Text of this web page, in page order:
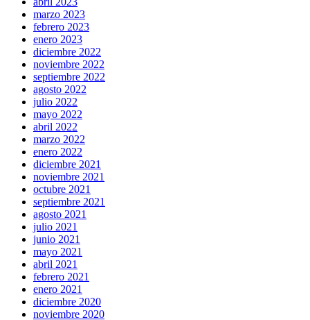
marzo 2023
febrero 2023
enero 2023
diciembre 2022
noviembre 2022
septiembre 2022
agosto 2022
julio 2022
mayo 2022
abril 2022
marzo 2022
enero 2022
diciembre 2021
noviembre 2021
octubre 2021
septiembre 2021
agosto 2021
julio 2021
junio 2021
mayo 2021
abril 2021
febrero 2021
enero 2021
diciembre 2020
noviembre 2020